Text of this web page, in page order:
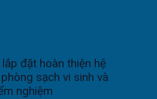
lắp đặt hoàn thiện hệ
sạch vi sinh và
nghiệm